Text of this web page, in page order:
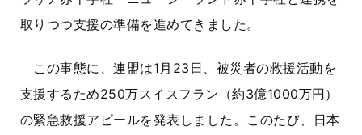
取りつつ支援の準備を進めてきました。
この事態に、連盟は1月23日、被災者の救援活動を
支援するため250万スイスフラン（約3億1000万円）
の緊急救援アピールを発表しました。このたび、日本